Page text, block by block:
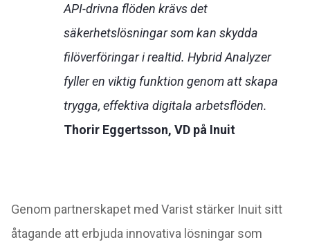
API-drivna flöden krävs det
säkerhetslösningar som kan skydda
filöverföringar i realtid. Hybrid Analyzer
fyller en viktig funktion genom att skapa
trygga, effektiva digitala arbetsflöden.
Thorir Eggertsson, VD på Inuit
Genom partnerskapet med Varist stärker Inuit sitt
åtagande att erbjuda innovativa lösningar som